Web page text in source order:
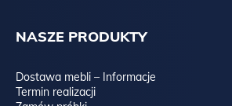
NASZE PRODUKTY
Dostawa mebli – Informacje
Termin realizacji